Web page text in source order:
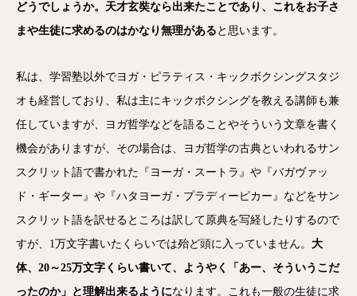
どうでしょうか。天才玄奘なら出来たことであり、これをお子さ
まや生徒に求めるのはかなり無理がある と思います。
私は、学習塾以外でヨガ・ピラティス・キックボクシングスタジ
オも経営しており、私は主にキックボクシングを教える講師も兼
任していますが、ヨガ哲学などを語ることやそういう文章を書く
機会がありますが、その場合は、ヨガ哲学の古典といわれるサン
スクリット語で書かれた『ヨーガ・スートラ』や『バガヴァッ
ド・ギーター』や『ハタヨーガ・プラディーピカー』などをサン
スクリット語を訳せるところは訳して原典を写経したりするので
すが、1万文字書いたくらいでは殆ど頭に入っていません。 大
体、20～25万文字くらい書いて、ようやく「あー、そういうこだ
ったのか」と理解出来るようになります。これも一般の生徒に求